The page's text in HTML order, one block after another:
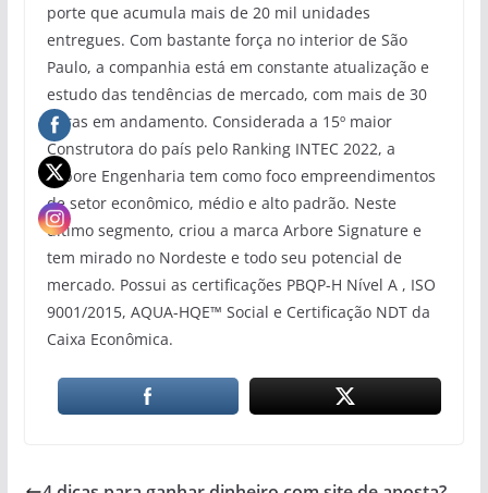
porte que acumula mais de 20 mil unidades
entregues. Com bastante força no interior de São
Paulo, a companhia está em constante atualização e
estudo das tendências de mercado, com mais de 30
obras em andamento. Considerada a 15º maior
Construtora do país pelo Ranking INTEC 2022, a
Árbore Engenharia tem como foco empreendimentos
de setor econômico, médio e alto padrão. Neste
último segmento, criou a marca Arbore Signature e
tem mirado no Nordeste e todo seu potencial de
mercado. Possui as certificações PBQP-H Nível A , ISO
9001/2015, AQUA-HQE™ Social e Certificação NDT da
Caixa Econômica.